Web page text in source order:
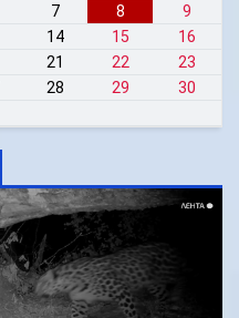
7 8
9
14 15
16
21 22
23
28 29
30